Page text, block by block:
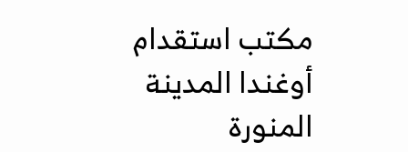
مكتب استقدام
أوغندا المدينة
المنورة